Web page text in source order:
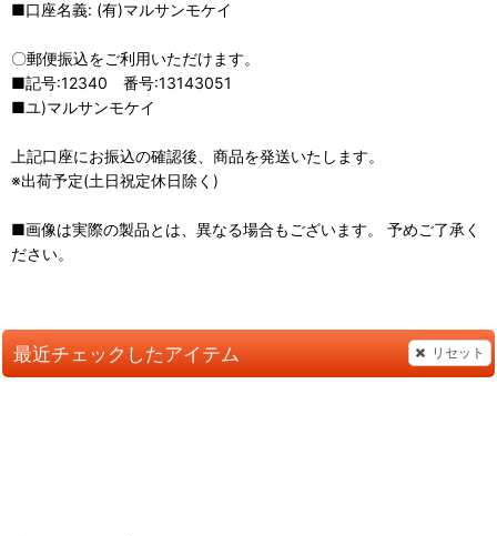
■口座名義: (有)マルサンモケイ
〇郵便振込をご利用いただけます。
■記号:12340 番号:13143051
■ユ)マルサンモケイ
上記口座にお振込の確認後、商品を発送いたします。
※出荷予定(土日祝定休日除く)
■画像は実際の製品とは、異なる場合もございます。 予めご了承く
ださい。
最近チェックしたアイテム リセット